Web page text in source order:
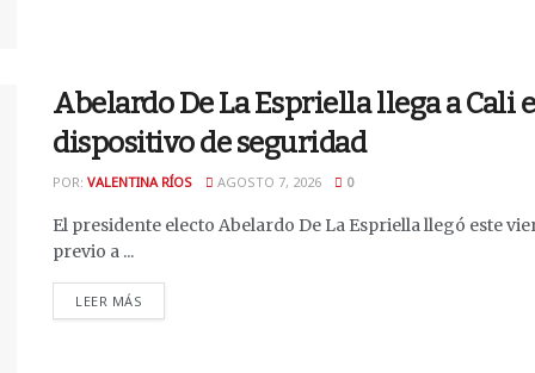
Abelardo De La Espriella llega a Cali
dispositivo de seguridad
POR: VALENTINA RÍOS AGOSTO 7, 2026 0
El presidente electo Abelardo De La Espriella llegó este
previo a ...
LEER MÁS